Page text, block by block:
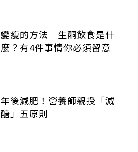
變瘦的方法│生酮飲食是什
麼？有4件事情你必須留意
年後減肥！營養師親授「減
醣」五原則